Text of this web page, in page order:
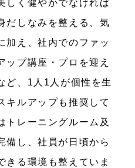
しく健やかでなければ
だしなみを整える、気
加え、社内でのファッ
ップ講座・プロを迎え
ど、1人1人が個性を生
キルアップも推奨して
トレーニングルーム及
備し、社員が日頃から
きる環境も整えていま